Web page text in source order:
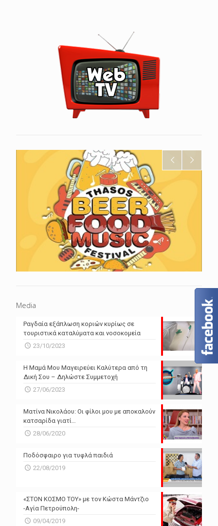
Media
Ραγδαία εξάπλωση κοριών κυρίως σε
τουριστικά καταλύματα και νοσοκομεία
23/10/2023
Η Μαμά Μου Μαγειρεύει Καλύτερα από τη
Δική Σου – Δηλώστε Συμμετοχή
27/06/2023
Ματίνα Νικολάου: Οι φίλοι μου με αποκαλούν
κατσαρίδα γιατί…
28/06/2020
Ποδόσφαιρο για τυφλά παιδιά
22/08/2019
«ΣΤΟΝ ΚΟΣΜΟ ΤΟΥ» με τον Κώστα Μάντζιο
-Αγία Πετρούπολη-
09/04/2019